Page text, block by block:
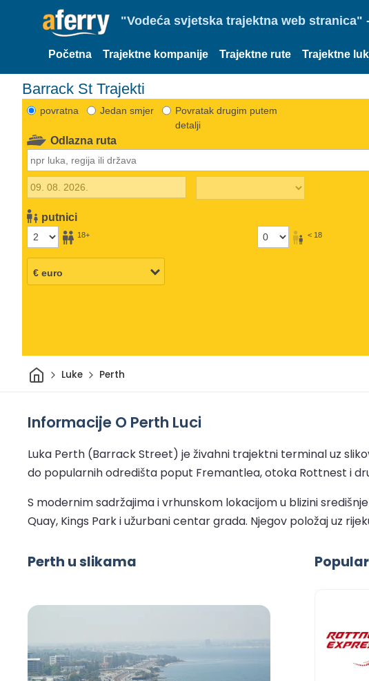
"Vodeća svjetska trajektna web stranica"
Početna Trajektne kompanije Trajektne rute Trajektne
Barrack St Trajekti
povratna Jedan smjer
Povratak drugim putem
detalji
Odlazna ruta
putnici
18+ < 18
DomLuke Perth
Informacije O Perth Luci
Luka Perth (Barrack Street) je živahni trajektni terminal uz
do popularnih odredišta poput Fremantlea, otoka Rottnest i
S modernim sadržajima i vrhunskom lokacijom u blizini
Quay, Kings Park i užurbani centar grada. Njegov položaj uz
Perth u slikama